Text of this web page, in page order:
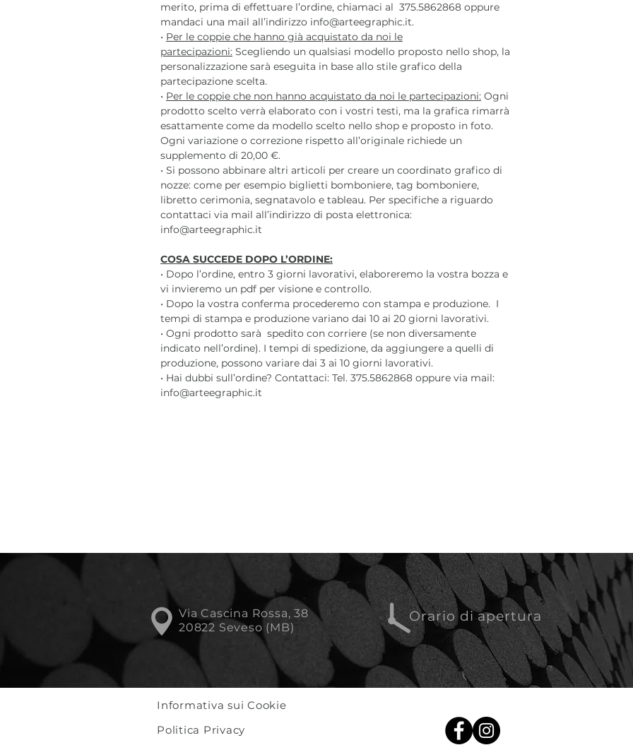
merito, prima di effettuare l’ordine, chiamaci al 375.5862868 oppure
mandaci una mail all’indirizzo info@arteegraphic.it.
• Per le coppie che hanno già acquistato da noi le
partecipazioni: Scegliendo un qualsiasi modello proposto nello shop, la
personalizzazione sarà eseguita in base allo stile grafico della
partecipazione scelta.
• Per le coppie che non hanno acquistato da noi le partecipazioni: Ogni
prodotto scelto verrà elaborato con i vostri testi, ma la grafica rimarrà
esattamente come da modello scelto nello shop e proposto in foto.
Ogni variazione o correzione rispetto all’originale richiede un
supplemento di 20,00 €.
• Si possono abbinare altri articoli per creare un coordinato grafico di
nozze: come per esempio biglietti bomboniere, tag bomboniere,
libretto cerimonia, segnatavolo e tableau. Per specifiche a riguardo
contattaci via mail all’indirizzo di posta elettronica:
info@arteegraphic.it
COSA SUCCEDE DOPO L’ORDINE:
• Dopo l’ordine, entro 3 giorni lavorativi, elaboreremo la vostra bozza e
vi invieremo un pdf per visione e controllo.
• Dopo la vostra conferma procederemo con stampa e produzione. I
tempi di stampa e produzione variano dai 10 ai 20 giorni lavorativi.
• Ogni prodotto sarà spedito con corriere (se non diversamente
indicato nell’ordine). I tempi di spedizione, da aggiungere a quelli di
produzione, possono variare dai 3 ai 10 giorni lavorativi.
• Hai dubbi sull’ordine? Contattaci: Tel. 375.5862868 oppure via mail:
info@arteegraphic.it
Orario di apertura
Via Cascina Rossa, 38
20822 Seveso (MB)
Informativa sui Cookie
Politica Privacy